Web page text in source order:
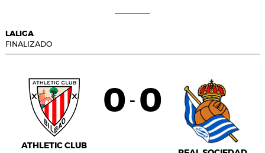
LALIGA
FINALIZADO
ATHLETIC CLUB
0 - 0